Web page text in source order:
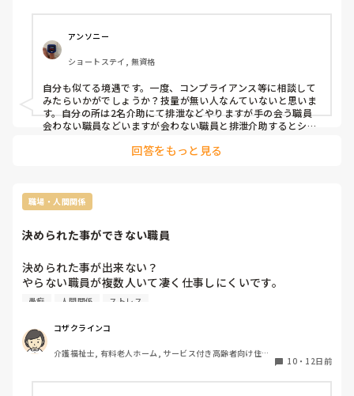
離れ、戻ると…雰囲気が…。
もっとしっかりしてほしいと…だけ聞こえました。(常勤が)
自分でもわかってます。技量がないのは。
サボっているわけでもないです。確信犯でもないです。それ
なりに考え業務してます。
しかしいない所ではいろいろ言われていると思うとメンタル
おかしくなりなります。きにしすぎてしまうというか。
愚痴を言えば自分に戻ってくる。
受け止めてしまい。自分が悪いと。
自分がリーダー立場でなければよいのだろうかと。いい加減
降りたいです。しかし次がいないから等。
不満愚痴を言っているスタッフさんは、ごもっともな事を言
っているのは確か？かもしれません。
いち社員、たかが社員の私としてはどうしてよいかわからら
会社を変える立場ではないですが、
上の不満をスタッフさんより言われてしまうと…。
大変モヤモヤしてます。
アンソニー
ショートステイ, 無資格
自分も似てる境遇です。一度、コンプライアンス等に相談して
みたらいかがでしょうか？技量が無い人なんていないと思いま
す。自分の所は2名介助にて排泄などやりますが手の会う職員
会わない職員などいますが会わない職員と排泄介助するとシー
言の様な大声で注意してくる職員もいます。実際パワハラなの
回答をもっと見る
職場・人間関係
決められた事ができない職員
決められた事が出来ない？
やらない職員が複数人いて凄く仕事しにくいです。
う。
統一ケアもへったくれもない…😓
あと仕事を選り好みする職員。
愚痴 人間関係 ストレス
コザクラインコ
介護福祉士, 有料老人ホーム, サービス付き高齢者向け住宅,
10・ 12日前